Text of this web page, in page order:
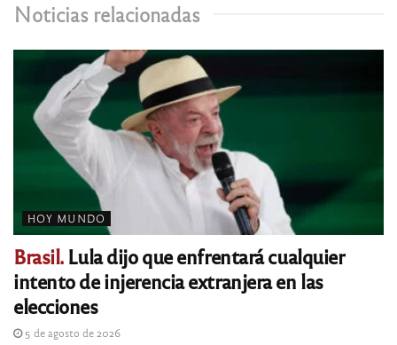
Noticias relacionadas
HOY MUNDO
Brasil.Lula dijo que enfrentará cualquier
intento de injerencia extranjera en las
elecciones
5 de agosto de 2026